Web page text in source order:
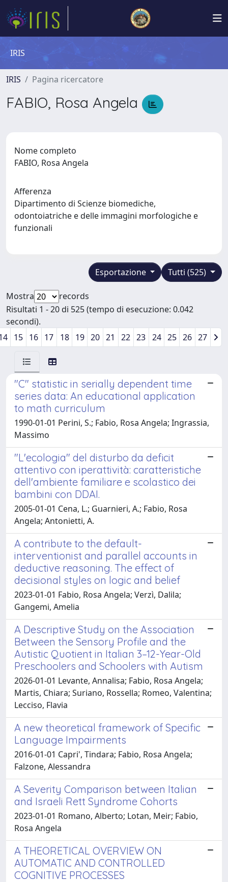
IRIS
IRIS Pagina ricercatore
FABIO, Rosa Angela
Nome completo
FABIO, Rosa Angela
Afferenza
Dipartimento di Scienze biomediche,
odontoiatriche e delle immagini morfologiche e
funzionali
Tutti (525)
Esportazione
Mostra
records
Risultati 1 - 20 di 525 (tempo di esecuzione: 0.042
secondi).
15 16 17 18 19 20 21 22 23 24 25 26 27
"C" statistic in serially dependent time
series data: An educational application
to math curriculum
1990-01-01 Perini, S.; Fabio, Rosa Angela; Ingrassia,
Massimo
"L'ecologia" del disturbo da deficit
attentivo con iperattività: caratteristiche
dell'ambiente familiare e scolastico dei
bambini con DDAI.
2005-01-01 Cena, L.; Guarnieri, A.; Fabio, Rosa
Angela; Antonietti, A.
A contribute to the default-
interventionist and parallel accounts in
deductive reasoning. The effect of
decisional styles on logic and belief
2023-01-01 Fabio, Rosa Angela; Verzì, Dalila;
Gangemi, Amelia
A Descriptive Study on the Association
Between the Sensory Profile and the
Autistic Quotient in Italian 3–12-Year-Old
Preschoolers and Schoolers with Autism
2026-01-01 Levante, Annalisa; Fabio, Rosa Angela;
Martis, Chiara; Suriano, Rossella; Romeo, Valentina;
Lecciso, Flavia
A new theoretical framework of Specific
Language Impairments
2016-01-01 Capri', Tindara; Fabio, Rosa Angela;
Falzone, Alessandra
A Severity Comparison between Italian
and Israeli Rett Syndrome Cohorts
2023-01-01 Romano, Alberto; Lotan, Meir; Fabio,
Rosa Angela
A THEORETICAL OVERVIEW ON
AUTOMATIC AND CONTROLLED
COGNITIVE PROCESSES